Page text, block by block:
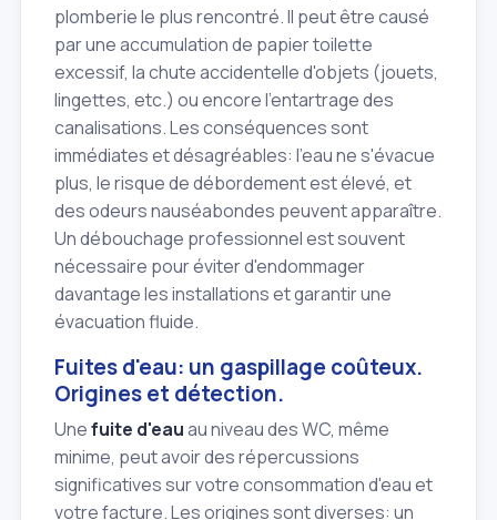
plomberie le plus rencontré. Il peut être causé
par une accumulation de papier toilette
excessif, la chute accidentelle d'objets (jouets,
lingettes, etc.) ou encore l'entartrage des
canalisations. Les conséquences sont
immédiates et désagréables: l'eau ne s'évacue
plus, le risque de débordement est élevé, et
des odeurs nauséabondes peuvent apparaître.
Un débouchage professionnel est souvent
nécessaire pour éviter d'endommager
davantage les installations et garantir une
évacuation fluide.
Fuites d'eau: un gaspillage coûteux.
Origines et détection.
Unefuite d'eauau niveau des WC, même
minime, peut avoir des répercussions
significatives sur votre consommation d'eau et
votre facture. Les origines sont diverses: un